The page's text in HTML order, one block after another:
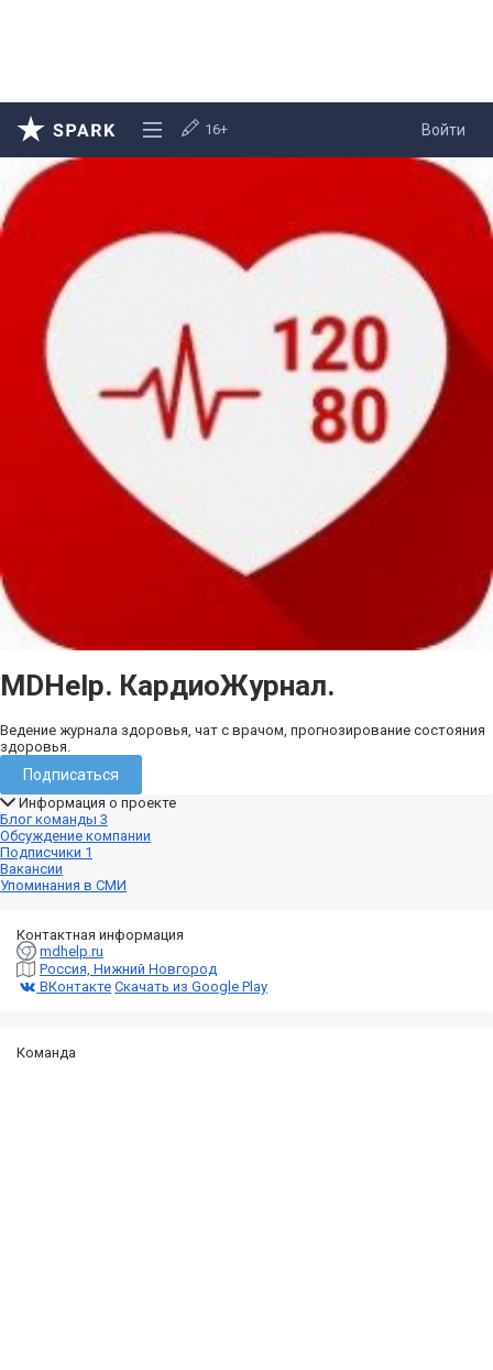
Войти
16+
MDHelp. КардиоЖурнал.
Ведение журнала здоровья, чат с врачом, прогнозирование состояния
здоровья.
Подписаться
Информация о проекте
Блог команды 3
Обсуждение компании
Подписчики 1
Вакансии
Упоминания в СМИ
Контактная информация
mdhelp.ru
Россия, Нижний Новгород
ВКонтакте Скачать из Google Play
Команда